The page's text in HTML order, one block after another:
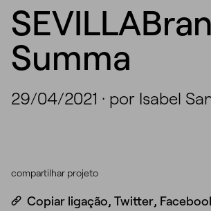
Summa
29/04/2021 · por Isabel
compartilhar projeto
Copiar ligação, Twitter,